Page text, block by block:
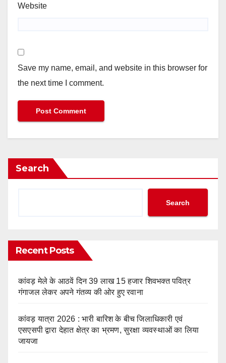
Website
Save my name, email, and website in this browser for
the next time I comment.
Search
Search
Recent Posts
कांवड़ मेले के आठवें दिन 39 लाख 15 हजार शिवभक्त पवित्र
गंगाजल लेकर अपने गंतव्य की ओर हुए रवाना
कांवड़ यात्रा 2026 : भारी बारिश के बीच जिलाधिकारी एवं
एसएसपी द्वारा देहात क्षेत्र का भ्रमण, सुरक्षा व्यवस्थाओं का लिया
जायजा